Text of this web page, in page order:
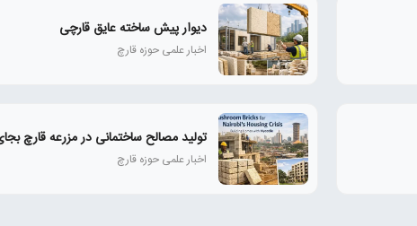
دیوار پیش ساخته عایق قارچی
اخبار علمی حوزه قارچ
تولید مصالح ساختمانی در مزرعه قارچ
اخبار علمی حوزه قارچ